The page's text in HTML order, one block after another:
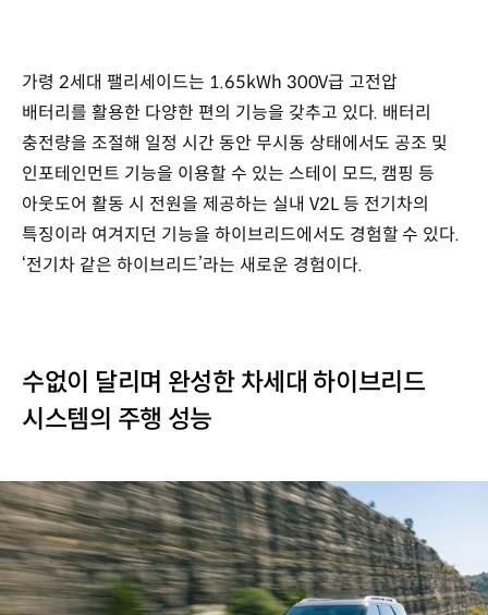
가령 2세대 팰리세이드는 1.65kWh 300V급 고전압
배터리를 활용한 다양한 편의 기능을 갖추고 있다. 배터리
충전량을 조절해 일정 시간 동안 무시동 상태에서도 공조 및
인포테인먼트 기능을 이용할 수 있는 스테이 모드, 캠핑 등
아웃도어 활동 시 전원을 제공하는 실내 V2L 등 전기차의
특징이라 여겨지던 기능을 하이브리드에서도 경험할 수 있다.
‘전기차 같은 하이브리드’라는 새로운 경험이다.
수없이 달리며 완성한 차세대 하이브리드
시스템의 주행 성능